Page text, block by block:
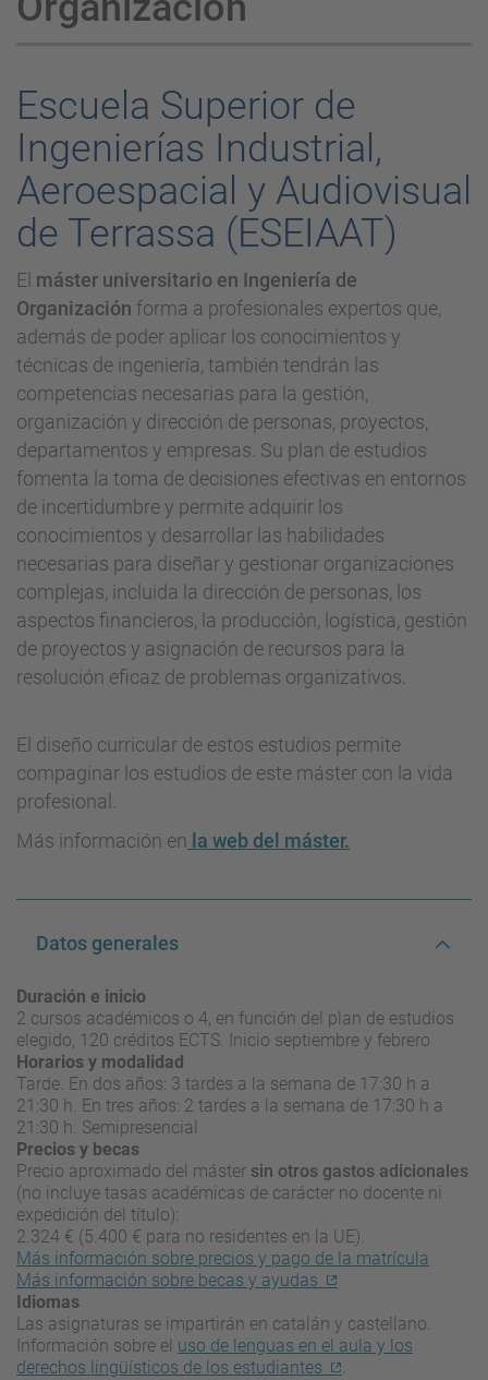
Escuela Superior de
Ingenierías Industrial,
Aeroespacial y Audiovisual
de Terrassa (ESEIAAT)
El máster universitario en Ingeniería de
Organización forma a profesionales expertos que,
además de poder aplicar los conocimientos y
técnicas de ingeniería, también tendrán las
competencias necesarias para la gestión,
organización y dirección de personas, proyectos,
departamentos y empresas. Su plan de estudios
fomenta la toma de decisiones efectivas en entornos
de incertidumbre y permite adquirir los
conocimientos y desarrollar las habilidades
necesarias para diseñar y gestionar organizaciones
complejas, incluida la dirección de personas, los
aspectos financieros, la producción, logística, gestión
de proyectos y asignación de recursos para la
resolución eficaz de problemas organizativos.
El diseño curricular de estos estudios permite
compaginar los estudios de este máster con la vida
profesional.
Más información en la web del máster.
Datos generales
Duración e inicio
2 cursos académicos o 4, en función del plan de estudios
elegido, 120 créditos ECTS. Inicio septiembre y febrero
Horarios y modalidad
Tarde. En dos años: 3 tardes a la semana de 17:30 h a
21:30 h. En tres años: 2 tardes a la semana de 17:30 h a
21:30 h. Semipresencial
Precios y becas
Precio aproximado del máster sin otros gastos adicionales
(no incluye tasas académicas de carácter no docente ni
expedición del título):
2.324 € (5.400 € para no residentes en la UE).
Más información sobre precios y pago de la matrícula
Más información sobre becas y ayudas
Idiomas
Las asignaturas se impartirán en catalán y castellano.
Información sobre el uso de lenguas en el aula y los
derechos lingüísticos de los estudiantes
.